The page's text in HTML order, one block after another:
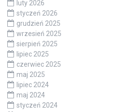
luty 2026
styczeń 2026
grudzień 2025
wrzesień 2025
sierpień 2025
lipiec 2025
czerwiec 2025
maj 2025
lipiec 2024
maj 2024
styczeń 2024